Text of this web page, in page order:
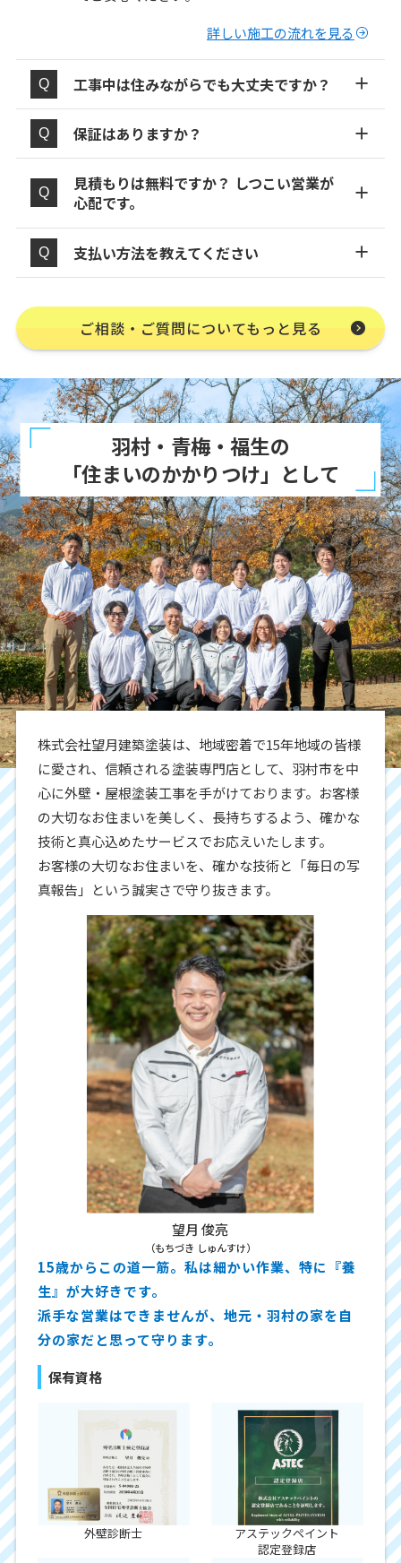
詳しい施工の流れを見る
工事中は住みながらでも大丈夫ですか？
保証はありますか？
見積もりは無料ですか？ しつこい営業が
心配です。
支払い方法を教えてください
ご相談・ご質問についてもっと見る
羽村・青梅・福生の
「住まいのかかりつけ」として
株式会社望月建築塗装は、地域密着で15年地域の皆様
に愛され、信頼される塗装専門店として、羽村市を中
心に外壁・屋根塗装工事を手がけております。お客様
の大切なお住まいを美しく、長持ちするよう、確かな
技術と真心込めたサービスでお応えいたします。
お客様の大切なお住まいを、確かな技術と「毎日の写
真報告」という誠実さで守り抜きます。
望月 俊亮
（もちづき しゅんすけ）
15歳からこの道一筋。私は細かい作業、特に『養
生』が大好きです。
派手な営業はできませんが、地元・羽村の家を自
分の家だと思って守ります。
保有資格
外壁診断士
アステックペイント
認定登録店